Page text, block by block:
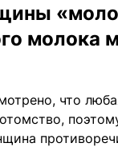
молока
что